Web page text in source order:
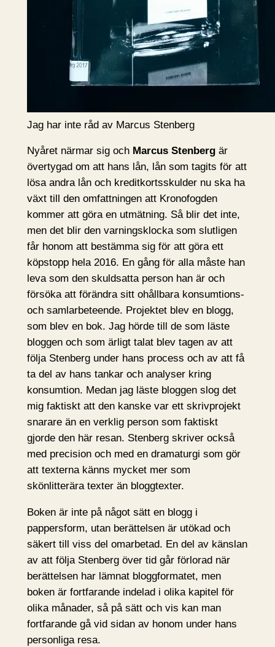
Jag har inte råd av Marcus Stenberg
Nyåret närmar sig och Marcus Stenbergär
övertygad om att hans lån, lån som tagits för att
lösa andra lån och kreditkortsskulder nu ska ha
växt till den omfattningen att Kronofogden
kommer att göra en utmätning. Så blir det inte,
men det blir den varningsklocka som slutligen
får honom att bestämma sig för att göra ett
köpstopp hela 2016. En gång för alla måste han
leva som den skuldsatta person han är och
försöka att förändra sitt ohållbara konsumtions-
och samlarbeteende. Projektet blev en blogg,
som blev en bok. Jag hörde till de som läste
bloggen och som ärligt talat blev tagen av att
följa Stenberg under hans process och av att få
ta del av hans tankar och analyser kring
konsumtion. Medan jag läste bloggen slog det
mig faktiskt att den kanske var ett skrivprojekt
snarare än en verklig person som faktiskt
gjorde den här resan. Stenberg skriver också
med precision och med en dramaturgi som gör
att texterna känns mycket mer som
skönlitterära texter än bloggtexter.
Boken är inte på något sätt en blogg i
pappersform, utan berättelsen är utökad och
säkert till viss del omarbetad. En del av känslan
av att följa Stenberg över tid går förlorad när
berättelsen har lämnat bloggformatet, men
boken är fortfarande indelad i olika kapitel för
olika månader, så på sätt och vis kan man
fortfarande gå vid sidan av honom under hans
personliga resa.